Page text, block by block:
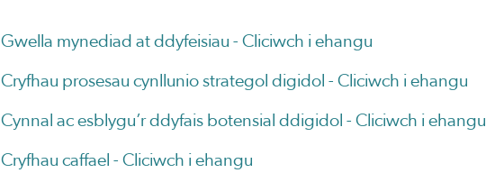
Gwella mynediad at ddyfeisiau - Cliciwch i ehangu
Cryfhau prosesau cynllunio strategol digidol - Cliciwch i ehangu
Cynnal ac esblygu’r ddyfais botensial ddigidol - Cliciwch i ehangu
Cryfhau caffael - Cliciwch i ehangu